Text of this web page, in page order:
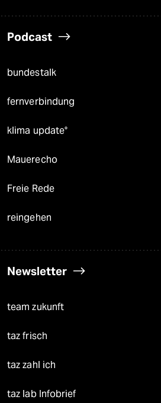
Podcast
bundestalk
fernverbindung
klima update°
Mauerecho
Freie Rede
reingehen
Newsletter
team zukunft
taz frisch
taz zahl ich
taz lab Infobrief